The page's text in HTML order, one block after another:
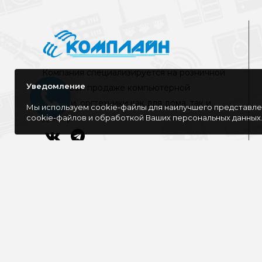
Компания специализируется на розничной
и оптовой продаже компьютерной
техники, оргтехники как для дома, так и
для офиса
Уведомление
Мы используем cookie-файлы для наилучшего
cookie-файлов и обработкой Ваших персональных данных.